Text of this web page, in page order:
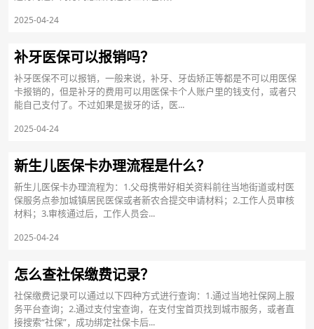
2025-04-24
补牙医保可以报销吗？
补牙医保不可以报销，一般来说，补牙、牙齿矫正等都是不可以用医保
卡报销的，但是补牙的费用可以用医保卡个人账户里的钱支付，或者只
能自己支付了。不过如果是拔牙的话，医...
2025-04-24
新生儿医保卡办理流程是什么？
新生儿医保卡办理流程为：1.父母携带好相关资料前往当地街道或村医
保服务点参加城镇居民医保或者新农合提交申请材料；2.工作人员审核
材料；3.审核通过后，工作人员会...
2025-04-24
怎么查社保缴费记录？
社保缴费记录可以通过以下四种方式进行查询：1.通过当地社保网上服
务平台查询；2.通过支付宝查询，在支付宝首页找到城市服务，或者直
接搜索“社保”，成功绑定社保卡后...